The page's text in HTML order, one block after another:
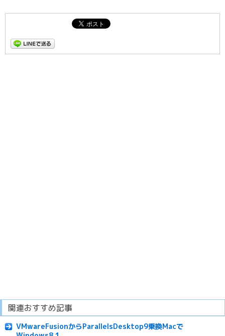
関連おすすめ記事
VMwareFusionからParallelsDesktop9乗換Macで